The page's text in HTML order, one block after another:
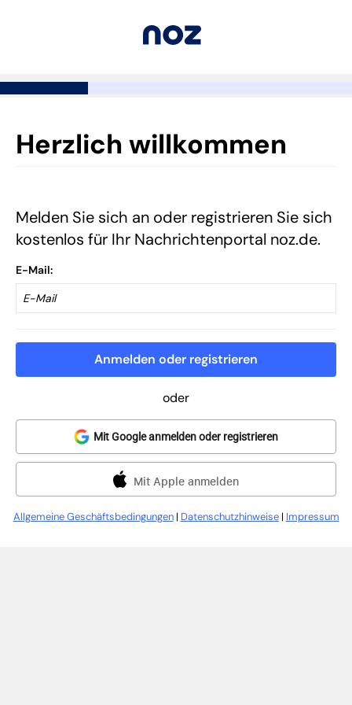
Herzlich willkommen
Melden Sie sich an oder registrieren Sie sich
kostenlos für Ihr Nachrichtenportal noz.de.
E-Mail
Anmelden oder registrieren
oder
Mit Google anmelden oder registrieren
Mit Apple anmelden
Allgemeine Geschäftsbedingungen| Datenschutzhinweise| Impressum